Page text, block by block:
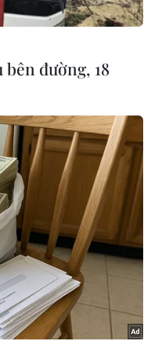
giải
cố
thư,
bên đường, 18